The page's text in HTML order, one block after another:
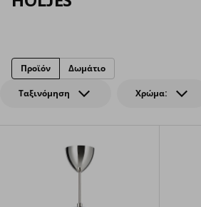
Ταξινόμηση Χρώμα:
Προϊόν Δωμάτιο